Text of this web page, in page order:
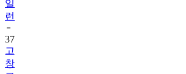
37
고
창
고
인